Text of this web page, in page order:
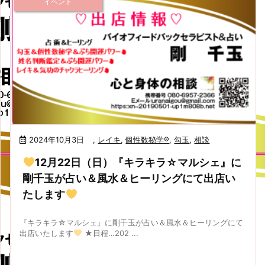
2024年10月3日 , レイキ,個性数秘学®,勾玉,相談
12月22日（日）『キラキラ☆マルシェ』に
剛千玉が占い＆風水＆ヒーリングにて出店い
たします
『キラキラ☆マルシェ』に剛千玉が占い＆風水＆ヒーリングにて
出店いたします
★日程…202 ...